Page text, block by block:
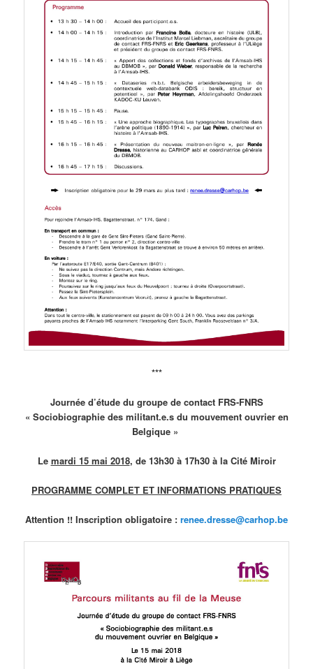
***
Journée d’étude du groupe de contact FRS-FNRS
« Sociobiographie des militant.e.s du mouvement ouvrier en
Belgique »
Le mardi 15 mai 2018, de 13h30 à 17h30 à la Cité Miroir
PROGRAMME COMPLET ET INFORMATIONS PRATIQUES
Attention !! Inscription obligatoire : renee.dresse@carhop.be